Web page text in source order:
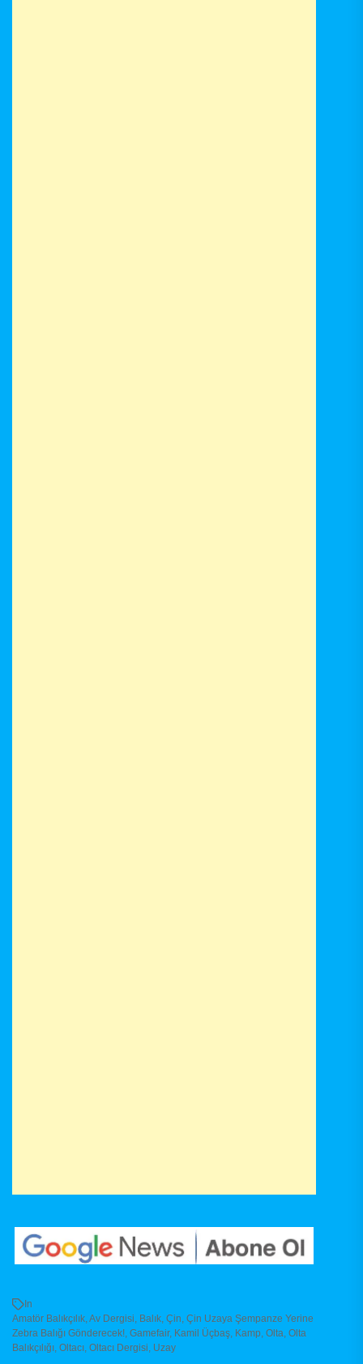
In
Amatör Balıkçılık Av Dergisi Balık Çin Çin Uzaya Şempanze Yerine
Zebra Balığı Gönderecek! Gamefair, Kamil Üçbaş Kamp Olta Olta
Balıkçılığı Oltacı Oltacı Dergisi Uzay